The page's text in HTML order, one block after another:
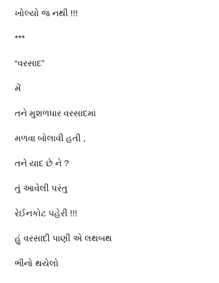
ખોલ્યો જ નથી !!!
***
“વરસાદ”
મેં
તને મુશળધાર વરસાદમાં
મળવા બોલાવી હતી ,
તને યાદ છે ને ?
તું આવેલી પરંતુ
રેઈનકોટ પહેરી !!!
હું વરસાદી પાણી એ લથબથ
ભીનો થયેલો